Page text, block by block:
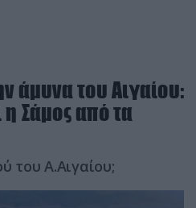
άμυνα του Αιγαίου:
Σάμος από τα
του Α.Αιγαίου;